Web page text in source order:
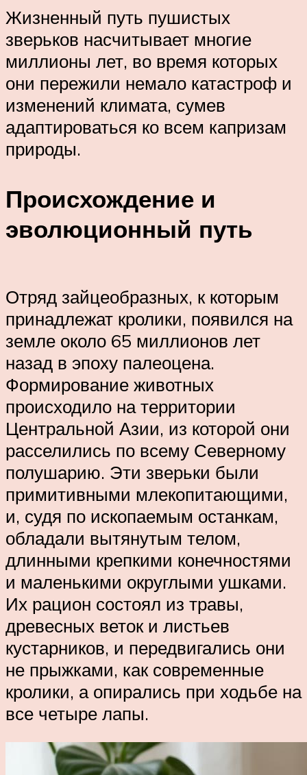
Жизненный путь пушистых
зверьков насчитывает многие
миллионы лет, во время которых
они пережили немало катастроф и
изменений климата, сумев
адаптироваться ко всем капризам
природы.
Происхождение и
эволюционный путь
Отряд зайцеобразных, к которым
принадлежат кролики, появился на
земле около 65 миллионов лет
назад в эпоху палеоцена.
Формирование животных
происходило на территории
Центральной Азии, из которой они
расселились по всему Северному
полушарию. Эти зверьки были
примитивными млекопитающими,
и, судя по ископаемым останкам,
обладали вытянутым телом,
длинными крепкими конечностями
и маленькими округлыми ушками.
Их рацион состоял из травы,
древесных веток и листьев
кустарников, и передвигались они
не прыжками, как современные
кролики, а опирались при ходьбе на
все четыре лапы.